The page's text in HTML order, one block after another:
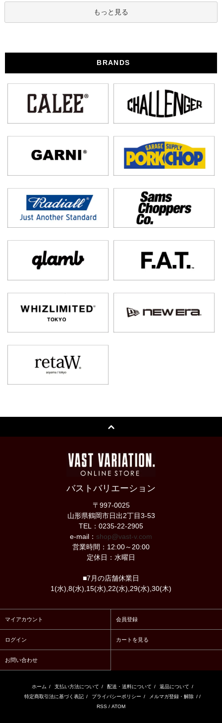
もっと見る
BRANDS
バストバリエーション
〒997-0025
山形県鶴岡市日出2丁目3-53
TEL：0235-22-2905
e-mail： shop@vast-v.com
営業時間：12:00～20:00
定休日：水曜日
■7月の店舗休業日
1(水),8(水),15(水),22(水),29(水),30(木)
マイアカウント 会員登録
ログイン カートを見る
お問い合わせ
ホーム / 支払い方法について / 配送・送料について / 返品について /
特定商取引法に基づく表記 / プライバシーポリシー / メルマガ登録・解除 / /
RSS / ATOM